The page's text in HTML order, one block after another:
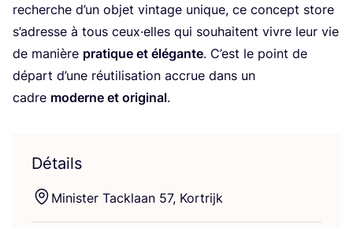
recherche d’un objet vin­tage unique, ce concept store
s’a­dresse à tous ceux·elles qui sou­haitent vivre leur vie
de manière pra­tique et élé­gante. C’est le point de
départ d’une réuti­li­sa­tion accrue dans un
cadre moderne et ori­gi­nal.
Détails
Minis­ter Tack­laan 57, Kortrijk